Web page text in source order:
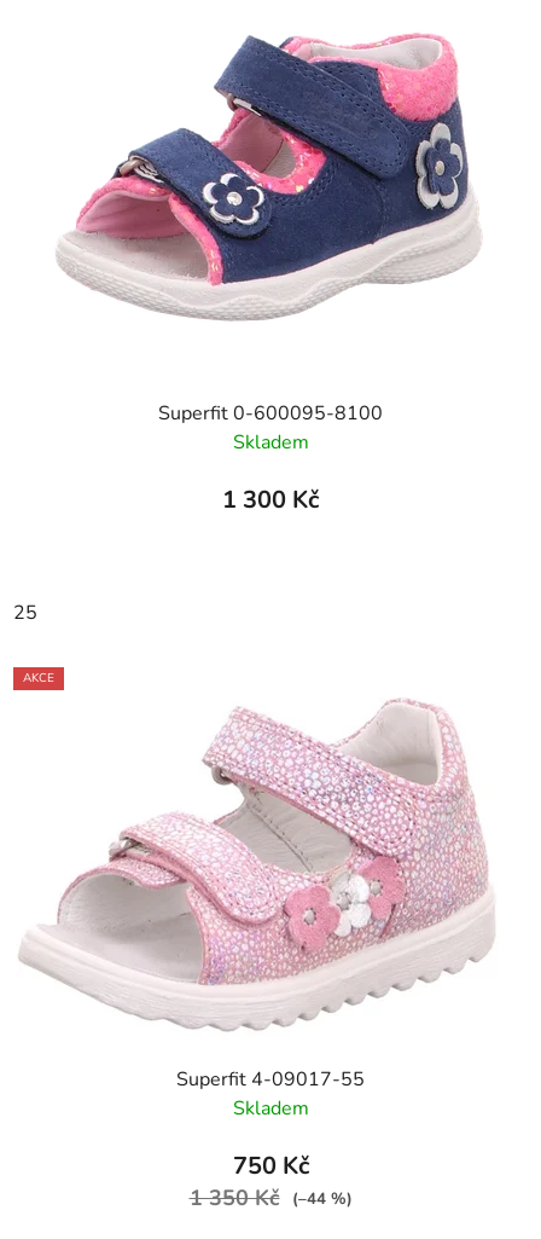
Superfit 0-600095-8100
Skladem
1 300 Kč
25
AKCE
Superfit 4-09017-55
Skladem
750 Kč
1 350 Kč (–44 %)